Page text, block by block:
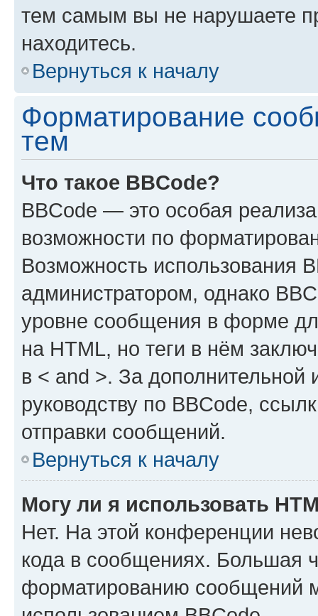
тем самым вы не нарушаете
находитесь.
Вернуться к началу
Форматирование
тем
Что такое BBCode?
BBCode — это особая
возможности по
Возможность использования
администратором, однако
уровне сообщения в форме
на HTML, но теги в нём
в < and >. За
руководству по BBCode,
отправки сообщений.
Вернуться к началу
Могу ли я использовать
Нет. На этой конференции
кода в сообщениях. Большая
форматированию сообщений